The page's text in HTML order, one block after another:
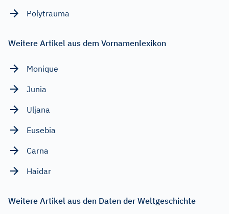
Polytrauma
Weitere Artikel aus dem Vornamenlexikon
Monique
Junia
Uljana
Eusebia
Carna
Haidar
Weitere Artikel aus den Daten der Weltgeschichte